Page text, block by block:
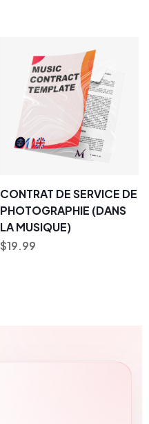
CONTRAT DE SERVICE DE
PHOTOGRAPHIE (DANS
LA MUSIQUE)
$19.99